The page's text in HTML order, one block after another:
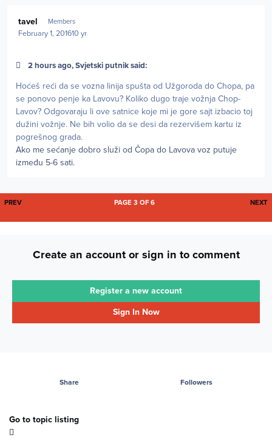
tavel Members
February 1, 201610 yr
2 hours ago, Svjetski putnik said:
Hoćeš reći da se vozna linija spušta od Užgoroda do Chopa, pa
se ponovo penje ka Lavovu? Koliko dugo traje vožnja Chop-
Lavov? Odgovaraju li ove satnice koje mi je gore sajt izbacio toj
dužini vožnje. Ne bih volio da se desi da rezervišem kartu iz
pogrešnog grada.
Ako me sećanje dobro služi od Čopa do Lavova voz putuje
između 5-6 sati.
FIRST PAGE
PREV NEXT
PAGE 3 OF 6
Create an account or sign in to comment
Register a new account
Sign In Now
Share Followers
Go to topic listing